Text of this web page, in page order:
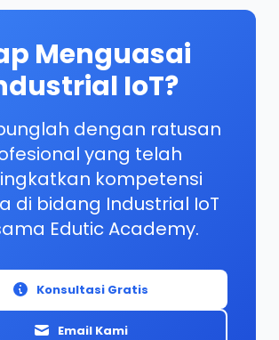
Menguasai
IoT?
dengan ratusan
yang telah
kompetensi
di bidang Industrial IoT
Edutic Academy.
Konsultasi Gratis
Email Kami